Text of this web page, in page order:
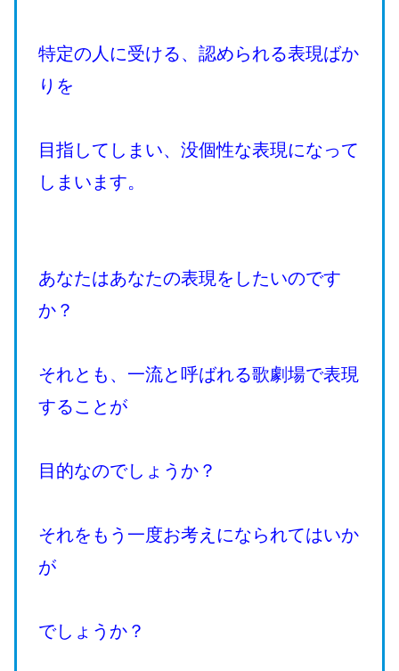
特定の人に受ける、認められる表現ばか
りを
目指してしまい、没個性な表現になって
しまいます。
あなたはあなたの表現をしたいのです
か？
それとも、一流と呼ばれる歌劇場で表現
することが
目的なのでしょうか？
それをもう一度お考えになられてはいか
が
でしょうか？